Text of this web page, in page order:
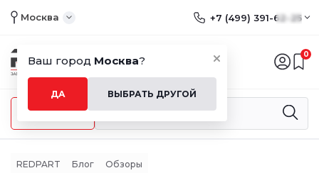
Ваш город Москва?
ДА ВЫБРАТЬ ДРУГОЙ
Москва +7 (499) 391-62-25
0
Меню
REDPART Блог Обзоры